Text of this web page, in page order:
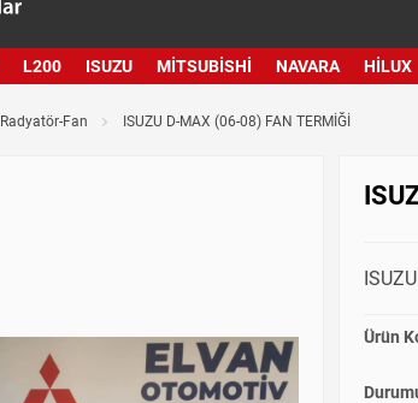
L200 ISUZU MITSUBISHI NAVARA HILUX
Radyatör-Fan ISUZU D-MAX (06-08) FAN TERMİĞİ
Ürün